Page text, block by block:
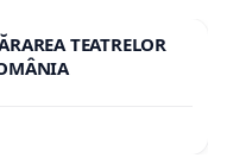
TEATRELOR